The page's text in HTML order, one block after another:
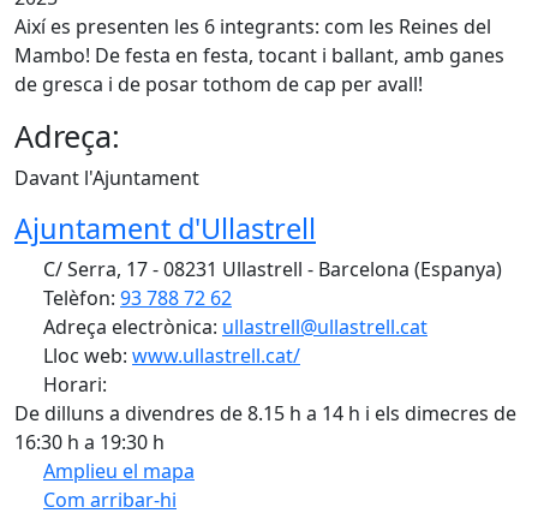
Així es presenten les 6 integrants: com les Reines del
Mambo! De festa en festa, tocant i ballant, amb ganes
de gresca i de posar tothom de cap per avall!
Adreça:
Davant l'Ajuntament
Ajuntament d'Ullastrell
C/ Serra, 17 - 08231 Ullastrell - Barcelona (Espanya)
Telèfon: 93 788 72 62
Adreça electrònica: ullastrell@ullastrell.cat
Lloc web: www.ullastrell.cat/
Horari:
De dilluns a divendres de 8.15 h a 14 h i els dimecres de
16:30 h a 19:30 h
Amplieu el mapa
Com arribar-hi